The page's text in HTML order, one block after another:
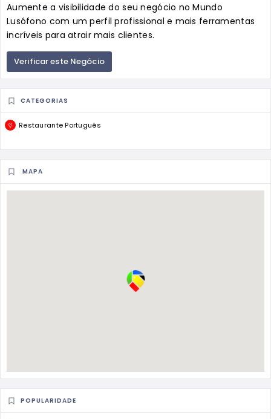
Aumente a visibilidade do seu negócio no Mundo
Lusófono com um perfil profissional e mais ferramentas
incríveis para atrair mais clientes.
Verificar este Negócio
CATEGORIAS
Restaurante Português
MAPA
POPULARIDADE